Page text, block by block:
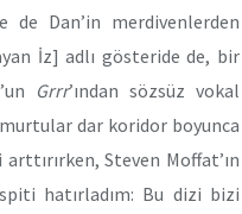
de Dan’in merdivenlerden
İz] adlı gösteride de, bir
Grrr’ından sözsüz vokal
dar koridor boyunca
Steven Moffat’ın
hatırladım: Bu dizi bizi